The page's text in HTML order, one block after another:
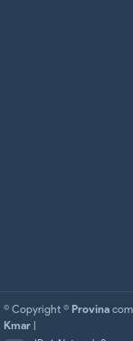
© Copyright © Provina
Kmar |